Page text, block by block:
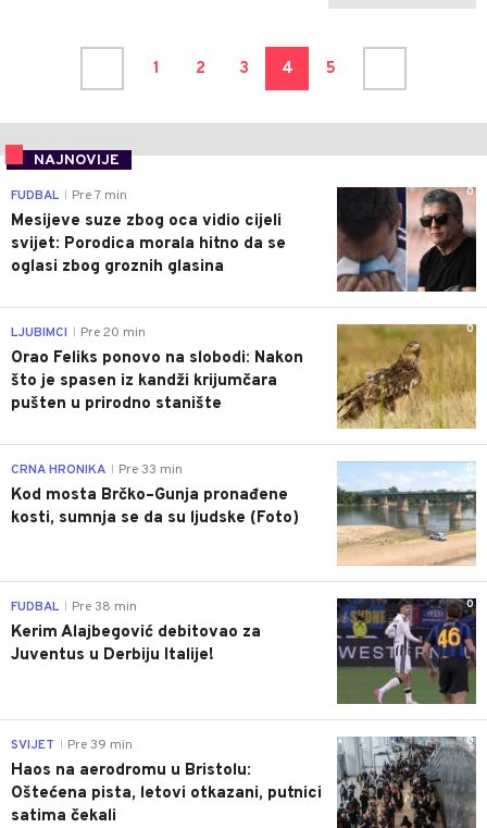
1 2 3 4 5
NAJNOVIJE
0
FUDBAL Pre 7 min
Mesijeve suze zbog oca vidio cijeli
svijet: Porodica morala hitno da se
oglasi zbog groznih glasina
0
LJUBIMCI Pre 20 min
Orao Feliks ponovo na slobodi: Nakon
što je spasen iz kandži krijumčara
pušten u prirodno stanište
0
CRNA HRONIKA Pre 33 min
Kod mosta Brčko–Gunja pronađene
kosti, sumnja se da su ljudske (Foto)
0
FUDBAL Pre 38 min
Kerim Alajbegović debitovao za
Juventus u Derbiju Italije!
0
SVIJET Pre 39 min
Haos na aerodromu u Bristolu:
Oštećena pista, letovi otkazani, putnici
satima čekali